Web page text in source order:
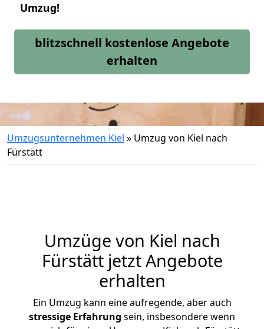
Umzug!
blitzschnell kostenlose Angebote
erhalten
Umzugsunternehmen Kiel » Umzug von Kiel nach
Fürstätt
Umzüge von Kiel nach
Fürstätt jetzt Angebote
erhalten
Ein Umzug kann eine aufregende, aber auch
stressige Erfahrung sein, insbesondere wenn